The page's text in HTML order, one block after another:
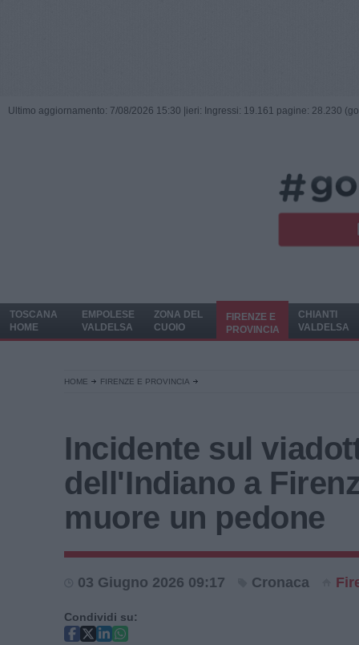
Ultimo aggiornamento: 7/08/2026 15:30 | ieri: Ingressi: 19.161 pagine: 28.230
TOSCANA
HOME
EMPOLESE
VALDELSA
ZONA DEL
CUOIO
FIRENZE E
PROVINCIA
CHIANTI
VALDELSA
HOME FIRENZE E PROVINCIA
Incidente sul
dell'Indiano a
muore un pedone
03 Giugno 2026 09:17 Cronaca
Condividi su: